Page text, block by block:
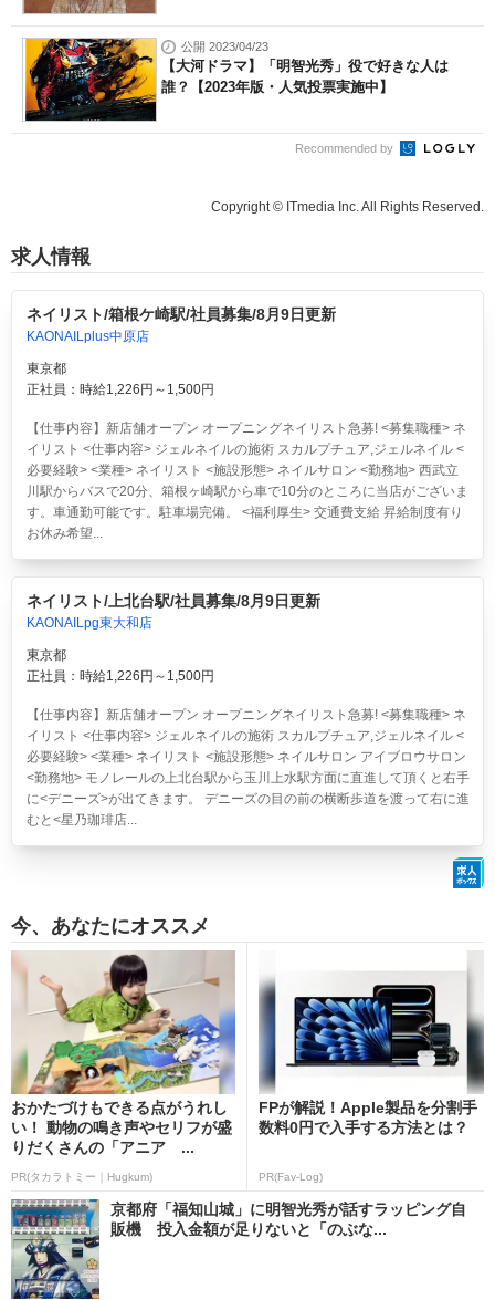
公開 2023/04/23
【大河ドラマ】「明智光秀」役で好きな人は
誰？【2023年版・人気投票実施中】
Recommended by
Copyright © ITmedia Inc. All Rights Reserved.
求人情報
ネイリスト/箱根ケ崎駅/社員募集/8月9日更新
KAONAILplus中原店
東京都
正社員：時給1,226円～1,500円
【仕事内容】新店舗オープン オープニングネイリスト急募! <募集職種> ネ
イリスト <仕事内容> ジェルネイルの施術 スカルプチュア,ジェルネイル <
必要経験> <業種> ネイリスト <施設形態> ネイルサロン <勤務地> 西武立
川駅からバスで20分、箱根ヶ崎駅から車で10分のところに当店がございま
す。車通勤可能です。駐車場完備。 <福利厚生> 交通費支給 昇給制度有り
お休み希望...
ネイリスト/上北台駅/社員募集/8月9日更新
KAONAILpg東大和店
東京都
正社員：時給1,226円～1,500円
【仕事内容】新店舗オープン オープニングネイリスト急募! <募集職種> ネ
イリスト <仕事内容> ジェルネイルの施術 スカルプチュア,ジェルネイル <
必要経験> <業種> ネイリスト <施設形態> ネイルサロン アイブロウサロン
<勤務地> モノレールの上北台駅から玉川上水駅方面に直進して頂くと右手
に<デニーズ>が出てきます。 デニーズの目の前の横断歩道を渡って右に進
むと<星乃珈琲店...
今、あなたにオススメ
おかたづけもできる点がうれし
い！ 動物の鳴き声やセリフが盛
りだくさんの「アニア ...
PR(タカラトミー｜Hugkum)
FPが解説！Apple製品を分割手
数料0円で入手する方法とは？
PR(Fav-Log)
京都府「福知山城」に明智光秀が話すラッピング自
販機 投入金額が足りないと「のぶな...